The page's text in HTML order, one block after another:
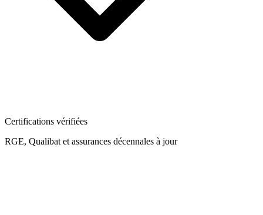
Certifications vérifiées
RGE, Qualibat et assurances décennales à jour